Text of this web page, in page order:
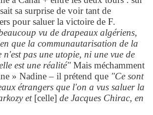
sa surprise de voir tant de
pour saluer la victoire de F.
vu de drapeaux algériens,
que la communautarisation de la
n'est pas une utopie, ni une vue de
est une réalité" Mais méchamment
» Nadine – il prétend que "Ce sont
étrangers que l'on a vus saluer la
et[celle] de Jacques Chirac, en